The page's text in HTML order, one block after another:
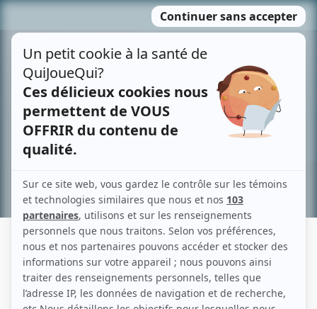
MENU
contenu
Recherche avancée »
AIMÉ MAJOR
Liens
Fiche de Aimé Major sur Showbizz.net